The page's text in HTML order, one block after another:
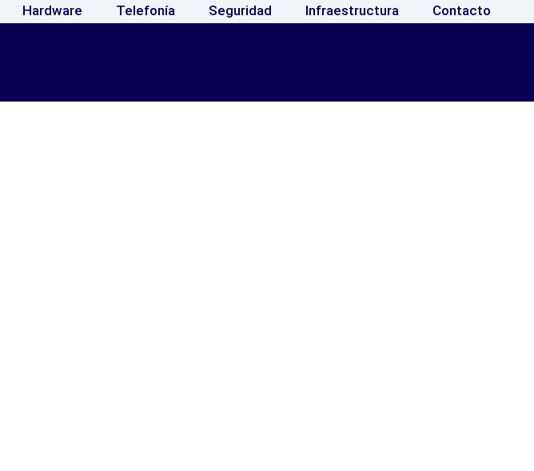
Hardware Telefonía Seguridad Infraestructura
Contacto